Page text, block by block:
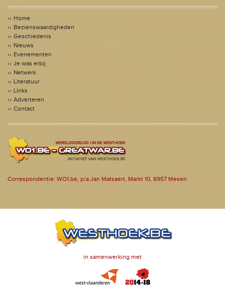
Home
Bezienswaardigheden
Geschiedenis
Nieuws
Evenementen
Je was erbij
Netwerk
Literatuur
Links
Adverteren
Contact
Correspondentie: WO1.be, p/a Jan Matsaert, Markt 10, 8957 Mesen
in samenwerking met